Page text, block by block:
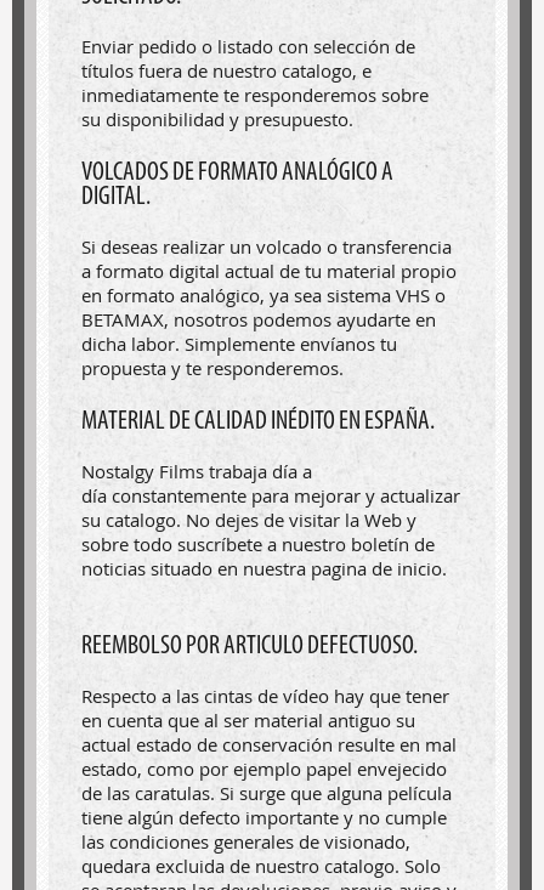
Enviar pedido o listado con selección de
títulos fuera de nuestro catalogo, e
inmediatamente te responderemos sobre
su disponibilidad y presupuesto.
VOLCADOS DE FORMATO ANALÓGICO A
DIGITAL.
Si deseas realizar un volcado o transferencia
a formato digital actual de tu material propio
en formato analógico, ya sea sistema VHS o
BETAMAX, nosotros podemos ayudarte en
dicha labor. Simplemente envíanos tu
propuesta y te responderemos.
MATERIAL DE CALIDAD INÉDITO EN ESPAÑA.
Nostalgy Films trabaja día a
día constantemente para mejorar y actualizar
su catalogo. No dejes de visitar la Web y
sobre todo suscríbete a nuestro boletín de
noticias situado en nuestra pagina de inicio.
REEMBOLSO POR ARTICULO DEFECTUOSO.
Respecto a las cintas de vídeo hay que tener
en cuenta que al ser material antiguo su
actual estado de conservación resulte en mal
estado, como por ejemplo papel envejecido
de las caratulas. Si surge que alguna película
tiene algún defecto importante y no cumple
las condiciones generales de visionado,
quedara excluida de nuestro catalogo. Solo